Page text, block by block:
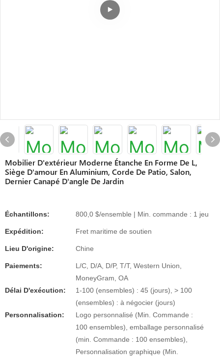
Mobilier D'extérieur Moderne Étanche En Forme De L,
Siège D'amour En Aluminium, Corde De Patio, Salon,
Dernier Canapé D'angle De Jardin
Échantillons: 800,0 $/ensemble | Min. commande : 1 jeu
Expédition: Fret maritime de soutien
Lieu D'origine: Chine
Paiements:
L/C, D/A, D/P, T/T, Western Union,
MoneyGram, OA
Délai D'exécution:
1-100 (ensembles) : 45 (jours), > 100
(ensembles) : à négocier (jours)
Personnalisation:
Logo personnalisé (Min. Commande :
100 ensembles), emballage personnalisé
(min. Commande : 100 ensembles),
Personnalisation graphique (Min.